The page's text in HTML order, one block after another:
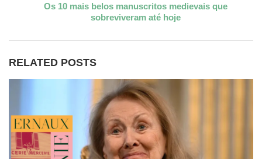
Os 10 mais belos manuscritos medievais que
sobreviveram até hoje
RELATED POSTS